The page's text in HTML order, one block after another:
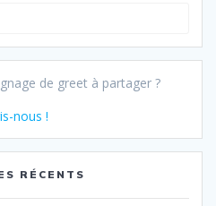
de greet à partager ?
nous !
RÉCENTS